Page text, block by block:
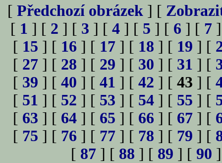
[ Předchozí obrázek ] [
[ 1 ] [ 2 ] [ 3 ] [ 4 ] [ 5 ] [ 6 ] [ 7
[ 15 ] [ 16 ] [ 17 ] [ 18 ] [ 19 ] [
[ 27 ] [ 28 ] [ 29 ] [ 30 ] [ 31 ] [
[ 39 ] [ 40 ] [ 41 ] [ 42 ] [ 43 ] [
[ 51 ] [ 52 ] [ 53 ] [ 54 ] [ 55 ] [
[ 63 ] [ 64 ] [ 65 ] [ 66 ] [ 67 ] [
[ 75 ] [ 76 ] [ 77 ] [ 78 ] [ 79 ] [
[ 87 ] [ 88 ] [ 89 ] [ 90